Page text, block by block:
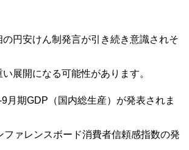
円安けん制発言が引き続き意識されそ
展開になる可能性があります。
月期GDP（国内総生産）が発表されま
ファレンスボード消費者信頼感指数の発